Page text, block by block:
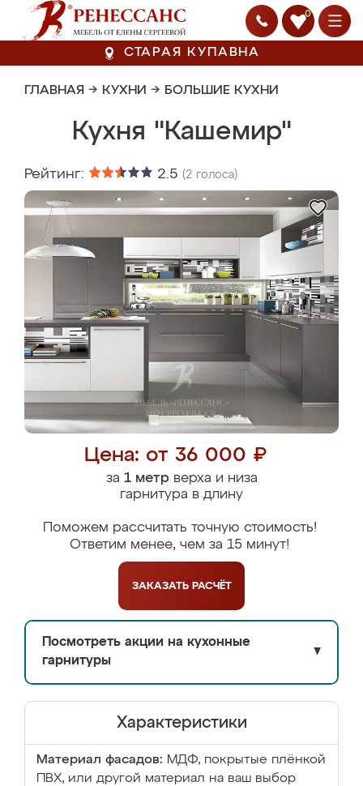
0
СТАРАЯ КУПАВНА
ГЛАВНАЯ → КУХНИ → БОЛЬШИЕ КУХНИ
Кухня "Кашемир"
Рейтинг: 2.5 (2 голоса)
Цена: от 36 000 ₽
за 1 метрверха и низа
гарнитура в длину
Поможем рассчитать точную стоимость!
Ответим менее, чем за 15 минут!
ЗАКАЗАТЬ РАСЧЁТ
Посмотреть акции на кухонные
гарнитуры
▼
Характеристики
Материал фасадов: МДФ, покрытые плёнкой
ПВХ, или другой материал на ваш выбор